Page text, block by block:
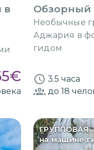
в
€
Обзорный
Необычные
Аджария в
гидом
3.5 часа
до 18
ГРУППОВАЯ
на машине